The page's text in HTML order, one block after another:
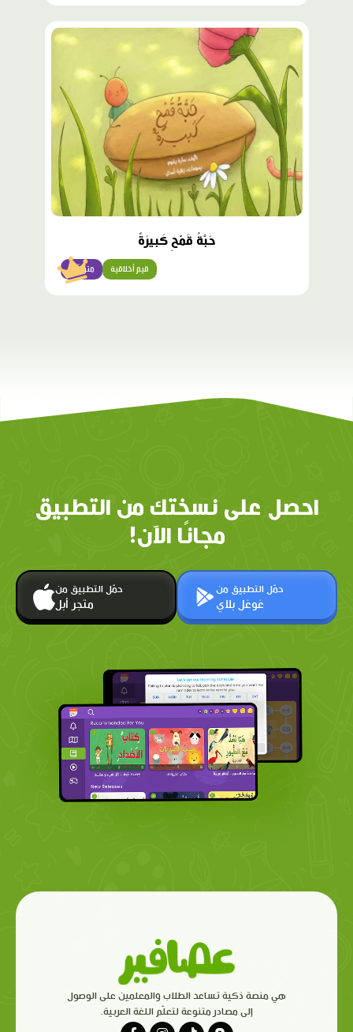
محتوى
مميّز
حَبَّةُ قَمْحٍ كَبيرَةٌ
متوسّط قيم أخلاقية
احصل على نسختك من التطبيق
مجانًا الآن!
حمّل التطبيق من
متجر أبل
حمّل التطبيق من
غوغل بلاي
هي منصة ذكية تساعد الطلاب والمعلمين على الوصول
إلى مصادر متنوعة لتعلّم اللغة العربية.